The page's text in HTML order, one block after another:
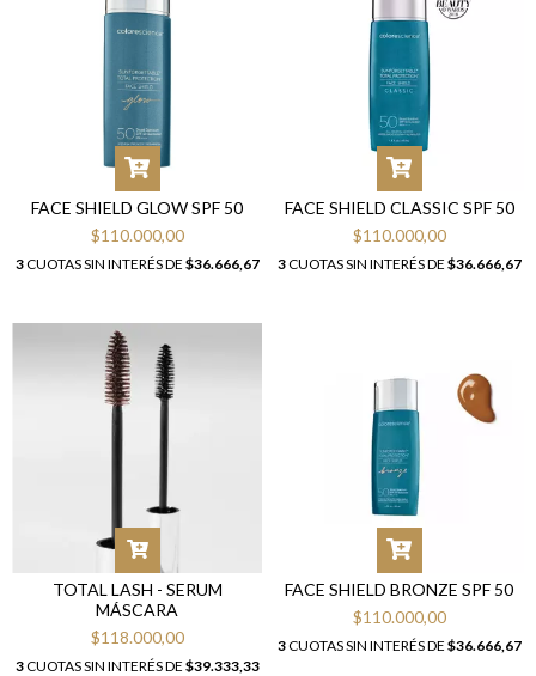
FACE SHIELD GLOW SPF 50
$110.000,00
3CUOTAS SIN INTERÉS DE $36.666,67
FACE SHIELD CLASSIC SPF 50
$110.000,00
3CUOTAS SIN INTERÉS DE $36.666,67
TOTAL LASH - SERUM
MÁSCARA
$118.000,00
3CUOTAS SIN INTERÉS DE $39.333,33
FACE SHIELD BRONZE SPF 50
$110.000,00
3CUOTAS SIN INTERÉS DE $36.666,67